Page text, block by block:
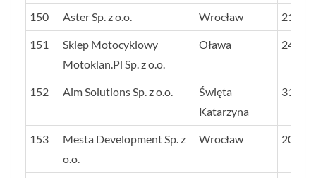
150 Aster Sp. z o.o. Wrocław 21
151
Sklep Motocyklowy
Motoklan.Pl Sp. z o.o.
Oława 24
152 Aim Solutions Sp. z o.o.
Święta
Katarzyna
31
153
Mesta Development Sp. z
o.o.
Wrocław 20